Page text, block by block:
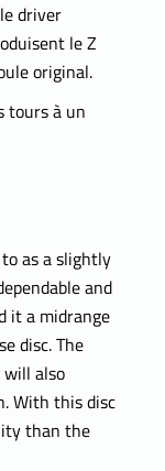
driver
le Z
original.
tours à un
as a slightly
and
it a midrange
disc. The
will also
With this disc
than the